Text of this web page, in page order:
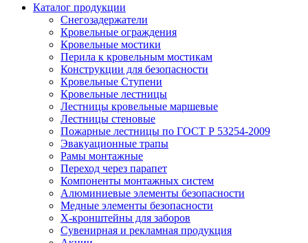
Каталог продукции
Снегозадержатели
Кровельные ограждения
Кровельные мостики
Перила к кровельным мостикам
Конструкции для безопасности
Кровельные Ступени
Кровельные лестницы
Лестницы кровельные маршевые
Лестницы стеновые
Пожарные лестницы по ГОСТ Р 53254-2009
Эвакуационные трапы
Рамы монтажные
Переход через парапет
Компоненты монтажных систем
Алюминиевые элементы безопасности
Медные элементы безопасности
X-кронштейны для заборов
Сувенирная и рекламная продукция